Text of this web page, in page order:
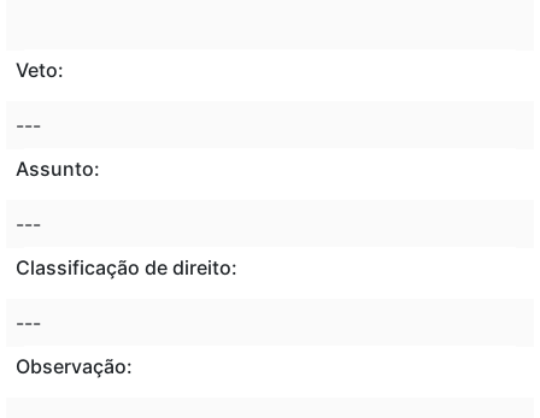
Veto:
---
Assunto:
---
Classificação de direito:
---
Observação: